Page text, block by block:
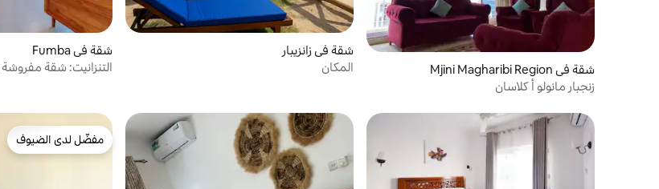
شقة في Mjini Magharibi Region
زنجبار مانولو أ كلاسان
شقة في زانزيبار
المكان
شقة في Fumba
التنزانيت: شقة مفروشة
مفضّل لدى الضيوف
مفضّل لدى الضيوف